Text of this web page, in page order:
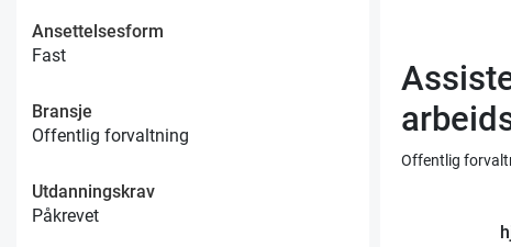
Ansettelsesform
Fast
Bransje
Offentlig forvaltning
Utdanningskrav
Påkrevet
Offentlig